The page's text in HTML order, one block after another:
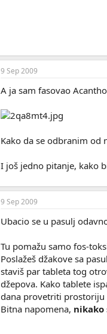
9 Sep 2009
A ja sam fasovao
Kako da se odbranim od
I još jedno pitanje, kako
9 Sep 2009
Ubacio se u pasulj
Tu pomažu samo fos-
Poslažeš džakove sa
staviš par tableta tog
džepova. Kako tablete
dana provetriti prostoriju
Bitna napomena, nikako